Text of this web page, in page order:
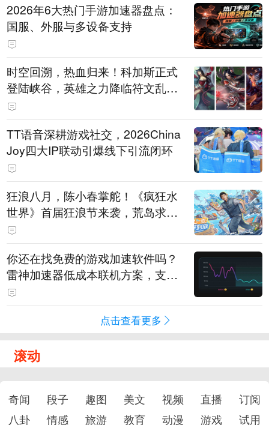
2026年6大热门手游加速器盘点：
国服、外服与多设备支持
时空回溯，热血归来！科加斯正式
登陆峡谷，英雄之力降临符文乱
斗！
TT语音深耕游戏社交，2026China
Joy四大IP联动引爆线下引流闭环
狂浪八月，陈小春掌舵！《疯狂水
世界》首届狂浪节来袭，荒岛求生
直播即将开启
你还在找免费的游戏加速软件吗？
雷神加速器低成本联机方案，支持
免费试用
点击查看更多
滚动
奇闻 段子 趣图 美文 视频 直播
订阅
八卦
情感 旅游 教育 动漫 游戏 试用